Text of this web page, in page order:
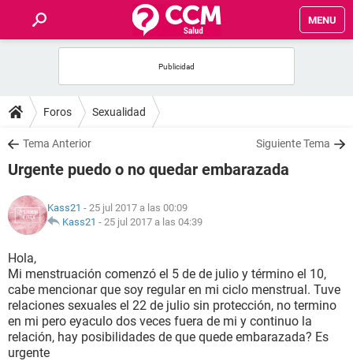
MENU
FOROS
SALUD
FAMILIA
NUTRICIÓN
BIENESTAR
SEXUALIDAD
GLOSARIO
Foros Sexualidad
Tema Anterior Siguiente Tema
Urgente puedo o no quedar embarazada
Kass21 - 25 jul 2017 a las 00:09
Kass21 - 25 jul 2017 a las 04:39
Hola,
Mi menstruación comenzó el 5 de de julio y término el 10,
cabe mencionar que soy regular en mi ciclo menstrual. Tuve
relaciones sexuales el 22 de julio sin protección, no termino
en mi pero eyaculo dos veces fuera de mi y continuo la
relación, hay posibilidades de que quede embarazada? Es
urgente